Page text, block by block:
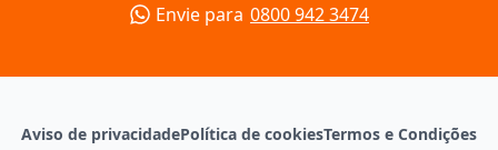
Envie para 0800 942 3474
Aviso de privacidadePolítica de cookiesTermos e Condições